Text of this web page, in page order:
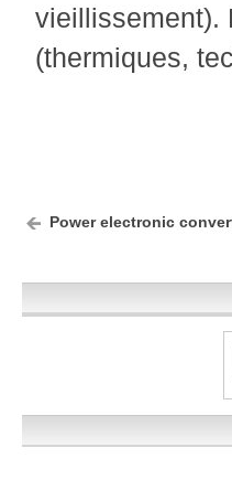
vieillissement).
(thermiques,
Power electronic